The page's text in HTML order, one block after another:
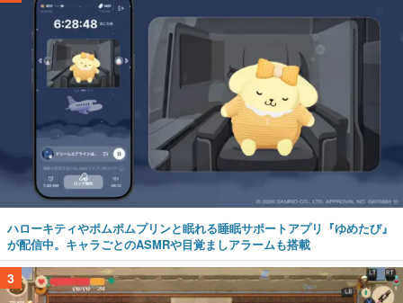
ハローキティやポムポムプリンと眠れる睡眠サポートアプリ『ゆめたび』
が配信中。キャラごとのASMRや目覚ましアラームも搭載
3